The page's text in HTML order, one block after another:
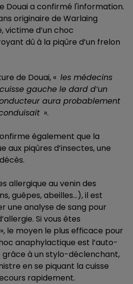
Douai a confirmé l'information.
originaire de Warlaing
victime d’un choc
dû à la piqûre d’un frelon
de Douai, « les médecins
gauche le dard d’un
aura probablement
».
également que la
aux piqûres d’insectes, une
allergique au venin des
guêpes, abeilles…), il est
une analyse de sang pour
Si vous êtes
le moyen le plus efficace pour
anaphylactique est l’auto-
grâce à un stylo-déclenchant,
en se piquant la cuisse
rapidement.